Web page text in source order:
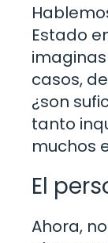
Estado
casos,
¿son
tanto
muchos
El
Ahora,